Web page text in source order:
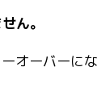
ん。
オーバーにな